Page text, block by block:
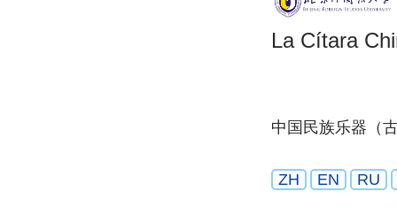
La Cítara
中国民族乐器（
ZH EN RU